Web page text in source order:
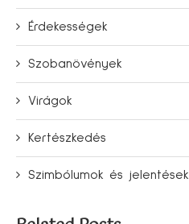
Érdekességek
Szobanövények
Virágok
Kertészkedés
Szimbólumok és jelentések